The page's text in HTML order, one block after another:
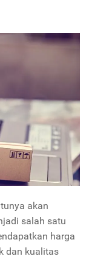
akan
salah satu
harga
dan kualitas